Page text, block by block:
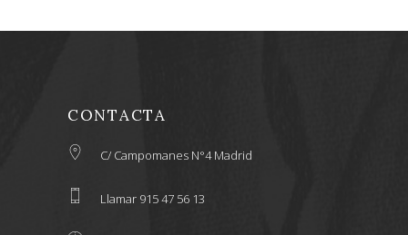
CONTACTA
C/ Campomanes N°4 Madrid
Llamar 915 47 56 13